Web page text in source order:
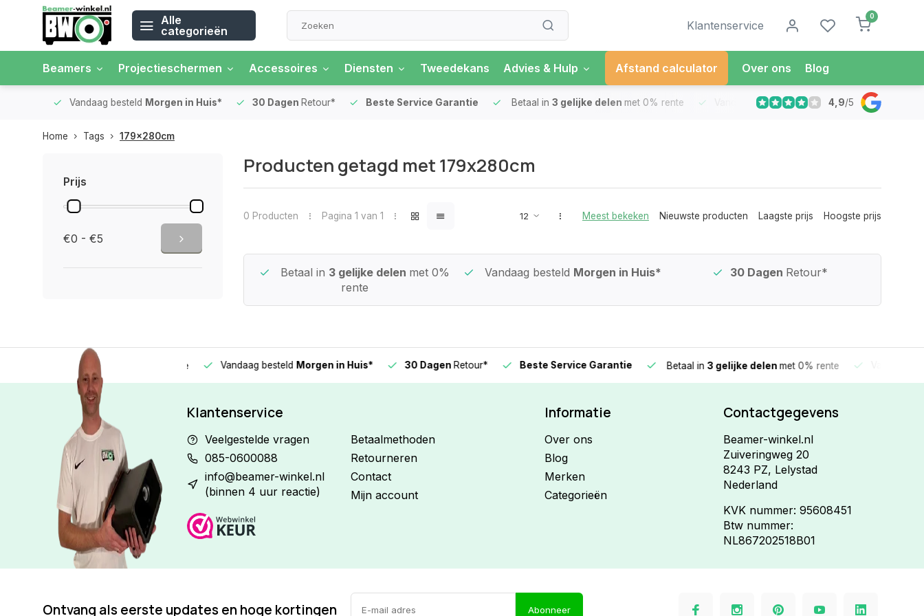
Alle
categorieën
Klantenservice
0
Beamers Projectieschermen Accessoires Diensten Tweedekans Advies & Hulp Afstand calculator Over ons Blog
Vandaag besteld Morgen in Huis* 30 DagenRetour* Beste Service Garantie Betaal in 3 gelijke delenmet 0% rente Vandaag besteldMorgen in Huis*
4,9/5
Home Tags 179x280cm
Prijs
€0 - €5
Producten getagd met 179x280cm
0 Producten Pagina 1 van 1 Meest bekeken Nieuwste producten Laagste prijs Hoogste prijs
Beste Service Garantie Betaal in 3 gelijke delen met 0%
rente
Vandaag besteld Morgen in Huis* 30 Dagen Retour*
3 gelijke delen Vandaag besteldMorgen in Huis* 30 DagenRetour* Beste Service Garantie Betaal in 3 gelijke delen met 0% rente Vandaag
Klantenservice
Veelgestelde vragen
085-0600088
info@beamer-winkel.nl
(binnen 4 uur reactie)
Betaalmethoden
Retourneren
Contact
Mijn account
Informatie
Over ons
Blog
Merken
Categorieën
Contactgegevens
Beamer-winkel.nl
Zuiveringweg 20
8243 PZ, Lelystad
Nederland
KVK nummer: 95608451
Btw nummer:
NL867202518B01
Ontvang als eerste updates en hoge kortingen Abonneer